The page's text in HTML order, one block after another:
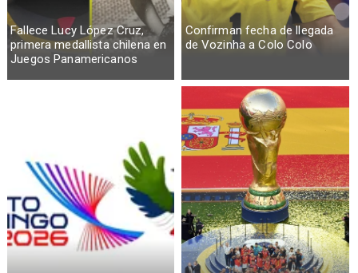
Fallece Lucy López Cruz,
primera medallista chilena en
Juegos Panamericanos
Confirman fecha de llegada
de Vozinha a Colo Colo